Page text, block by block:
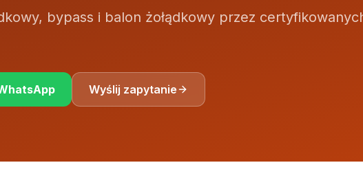
bypass i balon żołądkowy przez
Wyślij zapytanie